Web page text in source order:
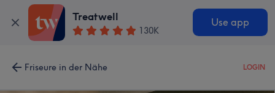
Treatwell
130K
Use app
Friseure in der Nähe LOGIN